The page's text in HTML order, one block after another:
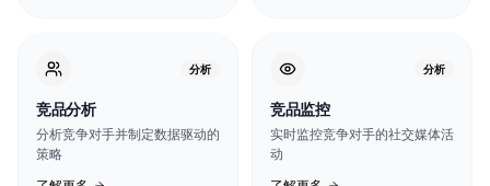
分析
竞品分析
分析竞争对手并制定数据驱动的
策略
分析
竞品监控
实时监控竞争对手的社交媒体活
动